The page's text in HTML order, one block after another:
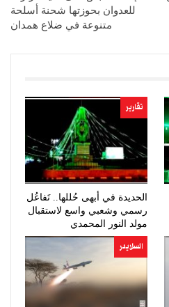
للعدوان بحوزتها شحنة أسلحة
متنوعة في ضلاع همدان
تقارير
الحديدة في أبهى حُللها.. تَفاعُل
رسمي وشعبي واسع لاستقبال
مولد النور المحمدي
السلايدر